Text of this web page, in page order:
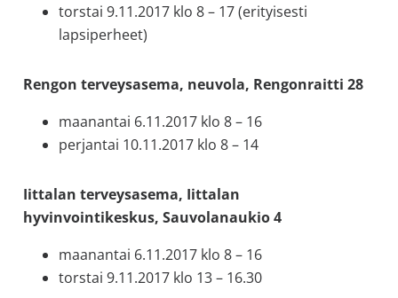
torstai 9.11.2017 klo 8 – 17 (erityisesti
lapsiperheet)
Rengon terveysasema, neuvola, Rengonraitti 28
maanantai 6.11.2017 klo 8 – 16
perjantai 10.11.2017 klo 8 – 14
Iittalan terveysasema, Iittalan
hyvinvointikeskus, Sauvolanaukio 4
maanantai 6.11.2017 klo 8 – 16
torstai 9.11.2017 klo 13 – 16.30